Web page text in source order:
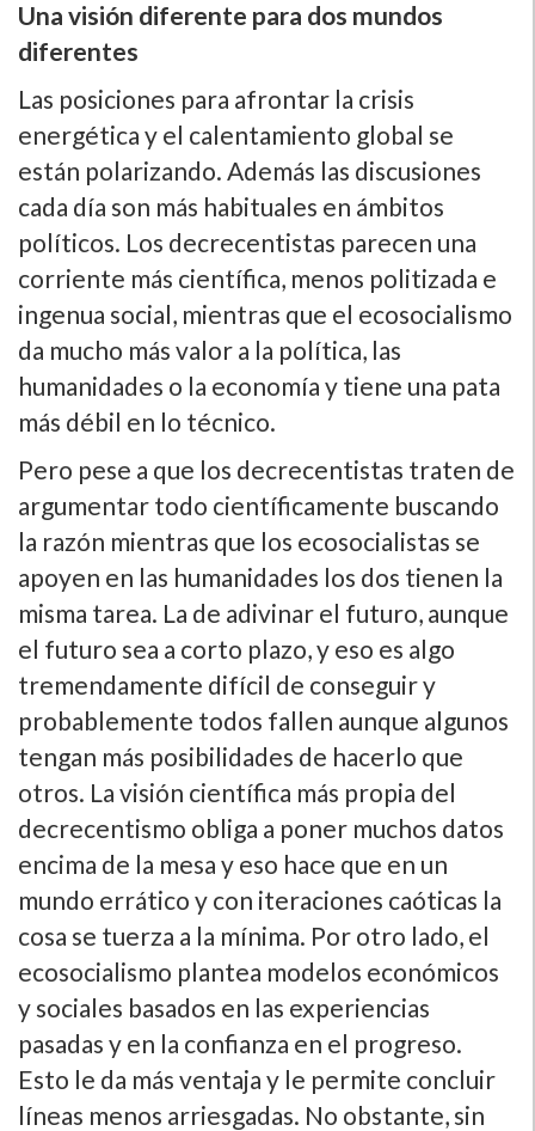
Una visión diferente para dos mundos
diferentes
Las posiciones para afrontar la crisis
energética y el calentamiento global se
están polarizando. Además las discusiones
cada día son más habituales en ámbitos
políticos. Los decrecentistas parecen una
corriente más científica, menos politizada e
ingenua social, mientras que el ecosocialismo
da mucho más valor a la política, las
humanidades o la economía y tiene una pata
más débil en lo técnico.
Pero pese a que los decrecentistas traten de
argumentar todo científicamente buscando
la razón mientras que los ecosocialistas se
apoyen en las humanidades los dos tienen la
misma tarea. La de adivinar el futuro, aunque
el futuro sea a corto plazo, y eso es algo
tremendamente difícil de conseguir y
probablemente todos fallen aunque algunos
tengan más posibilidades de hacerlo que
otros. La visión científica más propia del
decrecentismo obliga a poner muchos datos
encima de la mesa y eso hace que en un
mundo errático y con iteraciones caóticas la
cosa se tuerza a la mínima. Por otro lado, el
ecosocialismo plantea modelos económicos
y sociales basados en las experiencias
pasadas y en la confianza en el progreso.
Esto le da más ventaja y le permite concluir
líneas menos arriesgadas. No obstante, sin